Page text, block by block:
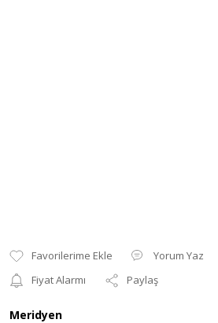
Yorum Yaz
Fiyat Alarmı
Paylaş
Meridyen